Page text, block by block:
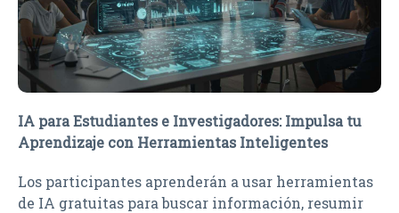
IA para Estudiantes e Investigadores: Impulsa tu
Aprendizaje con Herramientas Inteligentes
Los participantes aprenderán a usar herramientas
de IA gratuitas para buscar información, resumir